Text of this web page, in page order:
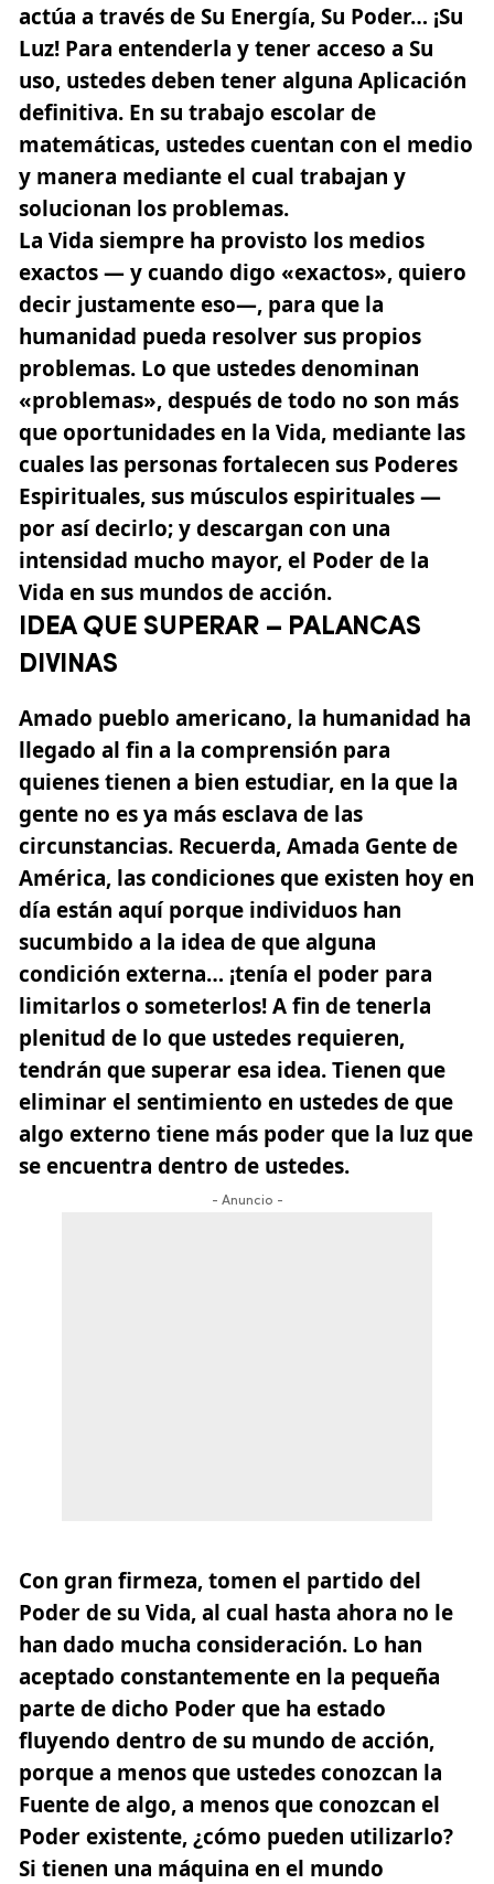
actúa a través de Su Energía, Su Poder… ¡Su
Luz! Para entenderla y tener acceso a Su
uso, ustedes deben tener alguna Aplicación
definitiva. En su trabajo escolar de
matemáticas, ustedes cuentan con el medio
y manera mediante el cual trabajan y
solucionan los problemas.
La Vida siempre ha provisto los medios
exactos — y cuando digo «exactos», quiero
decir justamente eso—, para que la
humanidad pueda resolver sus propios
problemas. Lo que ustedes denominan
«problemas», después de todo no son más
que oportunidades en la Vida, mediante las
cuales las personas fortalecen sus Poderes
Espirituales, sus músculos espirituales —
por así decirlo; y descargan con una
intensidad mucho mayor, el Poder de la
Vida en sus mundos de acción.
IDEA QUE SUPERAR – PALANCAS
DIVINAS
Amado pueblo americano, la humanidad ha
llegado al fin a la comprensión para
quienes tienen a bien estudiar, en la que la
gente no es ya más esclava de las
circunstancias. Recuerda, Amada Gente de
América, las condiciones que existen hoy en
día están aquí porque individuos han
sucumbido a la idea de que alguna
condición externa… ¡tenía el poder para
limitarlos o someterlos!A fin de tenerla
plenitud de lo que ustedes requieren,
tendrán que superar esa idea. Tienen que
eliminar el sentimiento en ustedes de que
algo externo tiene más poder que la luz que
se encuentra dentro de ustedes.
- Anuncio -
Con gran firmeza, tomen el partido del
Poder de su Vida, al cual hasta ahora no le
han dado mucha consideración. Lo han
aceptado constantemente en la pequeña
parte de dicho Poder que ha estado
fluyendo dentro de su mundo de acción,
porque a menos que ustedes conozcan la
Fuente de algo, a menos que conozcan el
Poder existente, ¿cómo pueden utilizarlo?
Si tienen una máquina en el mundo